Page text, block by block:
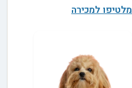
מלטיפו למכירה